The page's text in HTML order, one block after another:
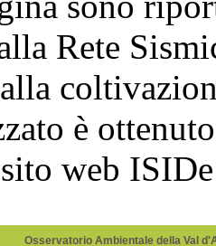
Osservatorio Ambientale della Val